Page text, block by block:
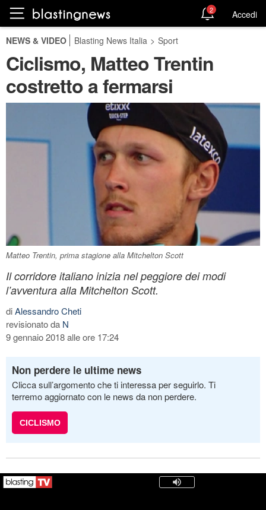
2 Accedi
NEWS & VIDEO Blasting News Italia > Sport
Ciclismo, Matteo Trentin
costretto a fermarsi
Matteo Trentin, prima stagione alla Mitchelton Scott
Il corridore italiano inizia nel peggiore dei modi
l’avventura alla Mitchelton Scott.
diAlessandro Cheti
revisionato da N
9 gennaio 2018 alle ore 17:24
Non perdere le ultime news
Clicca sull’argomento che ti interessa per seguirlo. Ti
terremo aggiornato con le news da non perdere.
CICLISMO